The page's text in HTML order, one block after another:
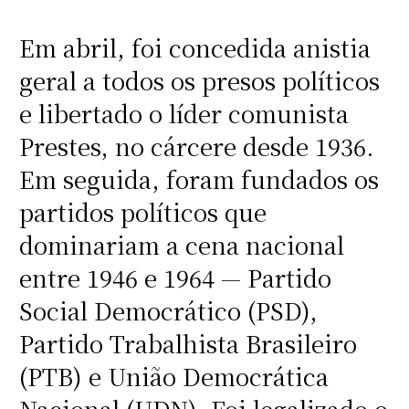
Em abril, foi concedida anistia
geral a todos os presos políticos
e libertado o líder comunista
Prestes, no cárcere desde 1936.
Em seguida, foram fundados os
partidos políticos que
dominariam a cena nacional
entre 1946 e 1964 — Partido
Social Democrático (PSD),
Partido Trabalhista Brasileiro
(PTB) e União Democrática